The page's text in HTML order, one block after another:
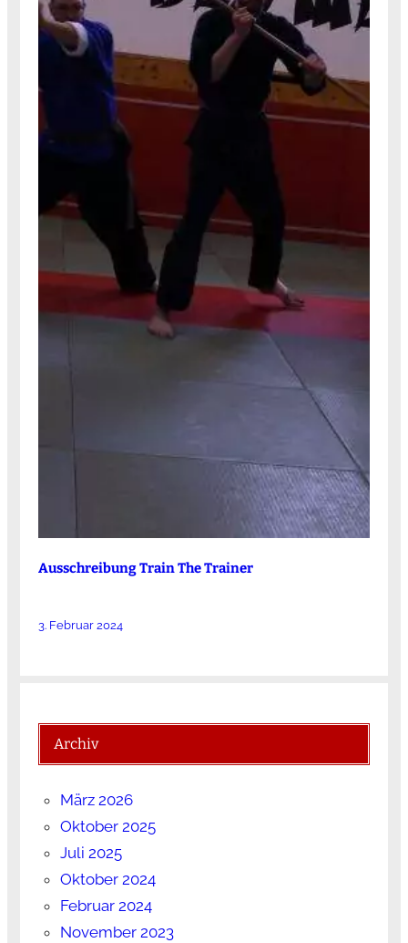
Ausschreibung Train The Trainer
3. Februar 2024
Archiv
März 2026
Oktober 2025
Juli 2025
Oktober 2024
Februar 2024
November 2023